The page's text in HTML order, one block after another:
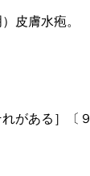
皮膚水疱。
がある］〔９